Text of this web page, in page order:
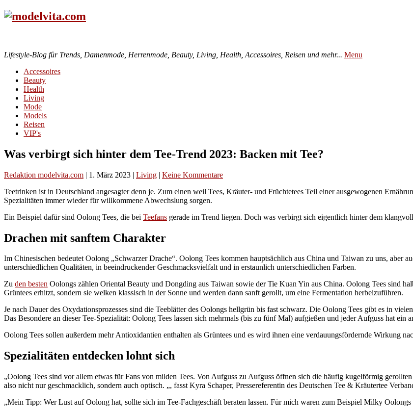
Lifestyle-Blog für Trends, Damenmode, Herrenmode, Beauty, Living, Health, Accessoires, Reisen und mehr... Menu
Accessoires
Beauty
Health
Living
Mode
Models
Reisen
VIP's
Was verbirgt sich hinter dem Tee-Trend 2023: Backen mit Tee?
Redaktion modelvita.com | 1. März 2023 | Living | Keine Kommentare
Teetrinken ist in Deutschland angesagter denn je. Zum einen weil Tees, Kräuter- und Früchtetees Teil einer ausgewogenen
Spezialitäten immer wieder für willkommene Abwechslung sorgen.
Ein Beispiel dafür sind Oolong Tees, die bei Teefans gerade im Trend liegen. Doch was verbirgt sich eigentlich hinter dem
Drachen mit sanftem Charakter
Im Chinesischen bedeutet Oolong „Schwarzer Drache“. Oolong Tees kommen hauptsächlich aus China und Taiwan zu uns, aber
unterschiedlichen Qualitäten, in beeindruckender Geschmacksvielfalt und in erstaunlich unterschiedlichen Farben.
Zu den besten Oolongs zählen Oriental Beauty und Dongding aus Taiwan sowie der Tie Kuan Yin aus China. Oolong Tees sind
Grüntees erhitzt, sondern sie welken klassisch in der Sonne und werden dann sanft gerollt, um eine Fermentation herbeizuführen.
Je nach Dauer des Oxydationsprozesses sind die Teeblätter des Oolongs hellgrün bis fast schwarz. Die Oolong Tees gibt es in
Das Besondere an dieser Tee-Spezialität: Oolong Tees lassen sich mehrmals (bis zu fünf Mal) aufgießen und jeder Aufguss hat ein
Oolong Tees sollen außerdem mehr Antioxidantien enthalten als Grüntees und es wird ihnen eine verdauungsfördernde Wirkung
Spezialitäten entdecken lohnt sich
„Oolong Tees sind vor allem etwas für Fans von milden Tees. Von Aufguss zu Aufguss öffnen sich die häufig kugelförmig
also nicht nur geschmacklich, sondern auch optisch. „, fasst Kyra Schaper, Pressereferentin des Deutschen Tee & Kräutertee
„Mein Tipp: Wer Lust auf Oolong hat, sollte sich im Tee-Fachgeschäft beraten lassen. Für mich waren zum Beispiel Milky